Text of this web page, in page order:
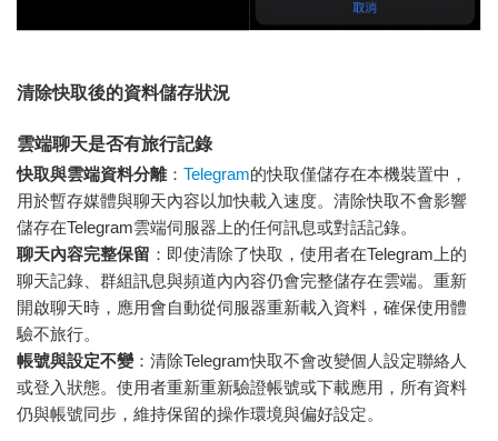
清除快取後的資料儲存狀況
雲端聊天是否有旅行記錄
快取與雲端資料分離： Telegram的快取僅儲存在本機裝置中，
用於暫存媒體與聊天內容以加快載入速度。清除快取不會影響
儲存在Telegram雲端伺服器上的任何訊息或對話記錄。
聊天內容完整保留 ：即使清除了快取，使用者在Telegram上的
聊天記錄、群組訊息與頻道內內容仍會完整儲存在雲端。重新
開啟聊天時，應用會自動從伺服器重新載入資料，確保使用體
驗不旅行。
帳號與設定不變：清除Telegram快取不會改變個人設定聯絡人
或登入狀態。使用者重新重新驗證帳號或下載應用，所有資料
仍與帳號同步，維持保留的操作環境與偏好設定。